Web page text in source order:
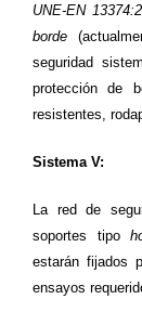
UNE-EN
borde
seguridad
protección de
resistentes,
Sistema V:
La red de
soportes tipo
estarán fijados
ensayos